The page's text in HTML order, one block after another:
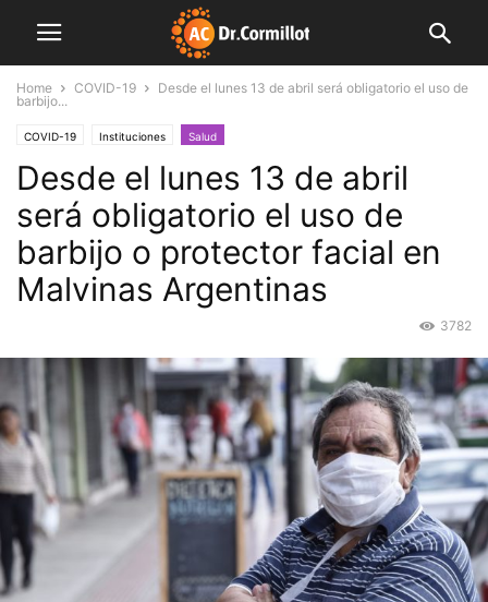
Home COVID-19
Desde el lunes 13 de abril será obligatorio el uso de
barbijo...
COVID-19 Instituciones Salud
Desde el lunes 13 de abril
será obligatorio el uso de
barbijo o protector facial en
Malvinas Argentinas
3782